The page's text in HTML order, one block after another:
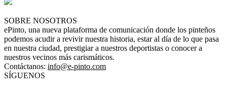
SOBRE NOSOTROS
ePinto, una nueva plataforma de comunicación donde los pinteños
podemos acudir a revivir nuestra historia, estar al día de lo que pasa
en nuestra ciudad, prestigiar a nuestros deportistas o conocer a
nuestros vecinos más carismáticos.
Contáctanos: info@e-pinto.com
SÍGUENOS